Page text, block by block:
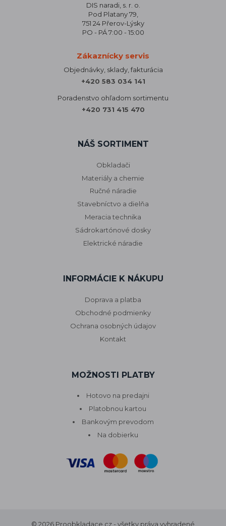
DIS naradi, s. r. o.
Pod Platany 79,
751 24 Přerov-Lýsky
PO - PÁ 7:00 - 15:00
Zákaznícky servis
Objednávky, sklady, fakturácia
+420 583 034 141
Poradenstvo ohľadom sortimentu
+420 731 415 470
NÁŠ SORTIMENT
Obkladači
Materiály a chemie
Ručné náradie
Stavebníctvo a dielňa
Meracia technika
Sádrokartónové dosky
Elektrické náradie
INFORMÁCIE K NÁKUPU
Doprava a platba
Obchodné podmienky
Ochrana osobných údajov
Kontakt
MOŽNOSTI PLATBY
Hotovo na predajni
Platobnou kartou
Bankovým prevodom
Na dobierku
© 2026 Proobkladace.cz - všetky práva vyhradené